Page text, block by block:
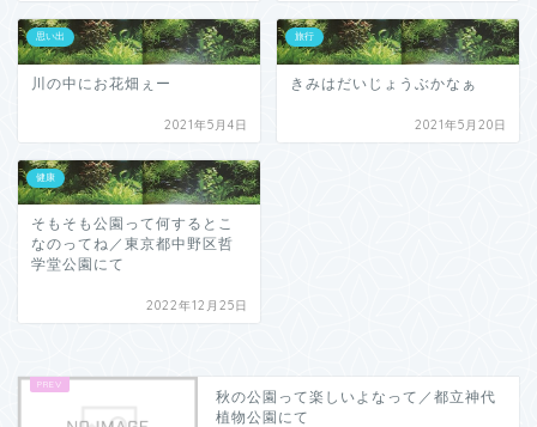
思い出
川の中にお花畑ぇー
2021年5月4日
旅行
きみはだいじょうぶかなぁ
2021年5月20日
健康
そもそも公園って何するとこ
なのってね／東京都中野区哲
学堂公園にて
2022年12月25日
秋の公園って楽しいよなって／都立神代
植物公園にて